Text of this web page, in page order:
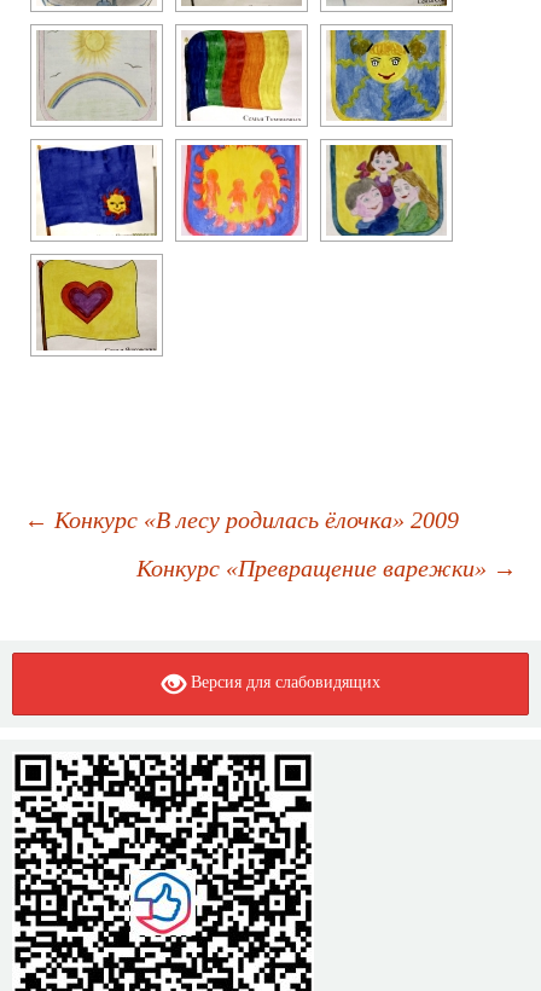
← Конкурс «В лесу родилась ёлочка» 2009
Конкурс «Превращение варежки» →
Версия для слабовидящих